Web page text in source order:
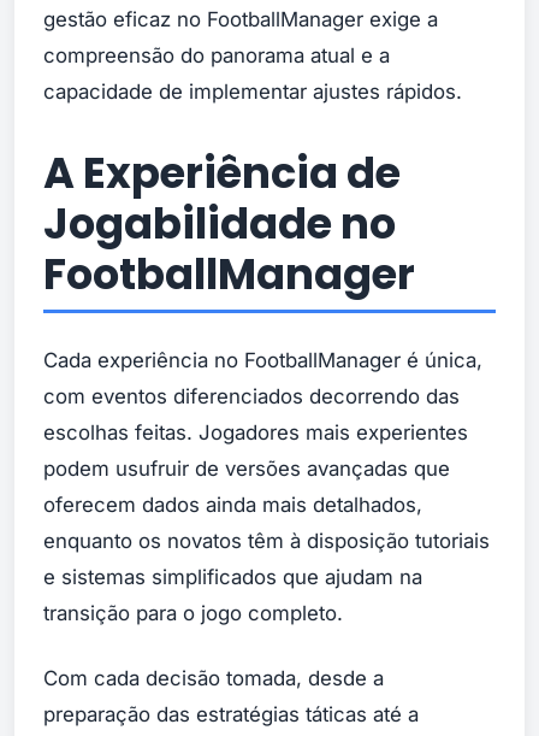
gestão eficaz no FootballManager exige a
compreensão do panorama atual e a
capacidade de implementar ajustes rápidos.
A Experiência de
Jogabilidade no
FootballManager
Cada experiência no FootballManager é única,
com eventos diferenciados decorrendo das
escolhas feitas. Jogadores mais experientes
podem usufruir de versões avançadas que
oferecem dados ainda mais detalhados,
enquanto os novatos têm à disposição tutoriais
e sistemas simplificados que ajudam na
transição para o jogo completo.
Com cada decisão tomada, desde a
preparação das estratégias táticas até a